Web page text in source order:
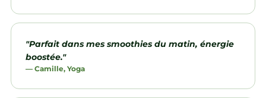
"Parfait dans mes smoothies du matin, énergie
boostée."
— Camille, Yoga